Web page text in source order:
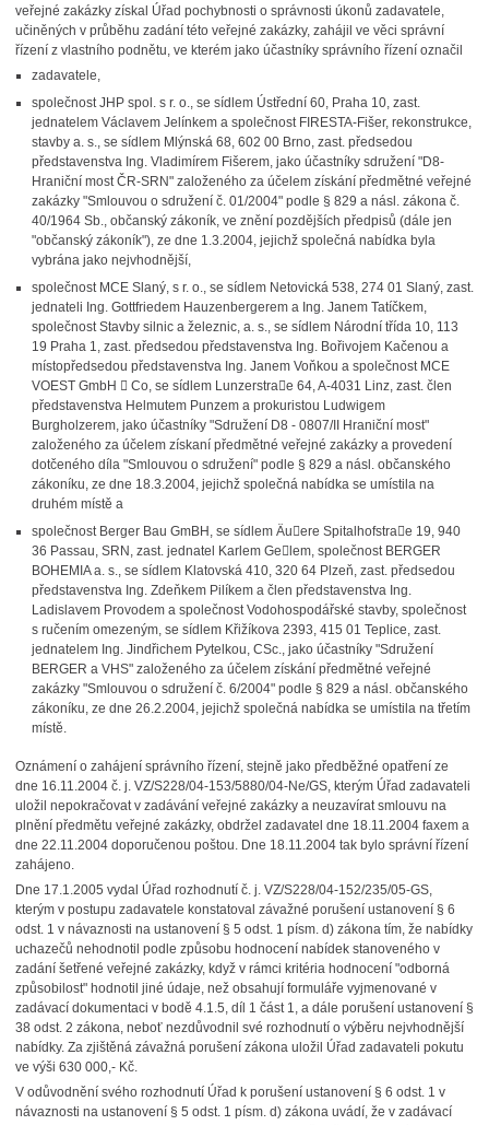
veřejné zakázky získal Úřad pochybnosti o správnosti úkonů zadavatele,
učiněných v průběhu zadání této veřejné zakázky, zahájil ve věci správní
řízení z vlastního podnětu, ve kterém jako účastníky správního řízení označil
zadavatele,
společnost JHP spol. s r. o., se sídlem Ústřední 60, Praha 10, zast.
jednatelem Václavem Jelínkem a společnost FIRESTA-Fišer, rekonstrukce,
stavby a. s., se sídlem Mlýnská 68, 602 00 Brno, zast. předsedou
představenstva Ing. Vladimírem Fišerem, jako účastníky sdružení "D8-
Hraniční most ČR-SRN" založeného za účelem získání předmětné veřejné
zakázky "Smlouvou o sdružení č. 01/2004" podle § 829 a násl. zákona č.
40/1964 Sb., občanský zákoník, ve znění pozdějších předpisů (dále jen
"občanský zákoník"), ze dne 1.3.2004, jejichž společná nabídka byla
vybrána jako nejvhodnější,
společnost MCE Slaný, s r. o., se sídlem Netovická 538, 274 01 Slaný, zast.
jednateli Ing. Gottfriedem Hauzenbergerem a Ing. Janem Tatíčkem,
společnost Stavby silnic a železnic, a. s., se sídlem Národní třída 10, 113
19 Praha 1, zast. předsedou představenstva Ing. Bořivojem Kačenou a
místopředsedou představenstva Ing. Janem Voňkou a společnost MCE
VOEST GmbH  Co, se sídlem Lunzerstrae 64, A-4031 Linz, zast. člen
představenstva Helmutem Punzem a prokuristou Ludwigem
Burgholzerem, jako účastníky "Sdružení D8 - 0807/II Hraniční most"
založeného za účelem získaní předmětné veřejné zakázky a provedení
dotčeného díla "Smlouvou o sdružení" podle § 829 a násl. občanského
zákoníku, ze dne 18.3.2004, jejichž společná nabídka se umístila na
druhém místě a
společnost Berger Bau GmBH, se sídlem Äuere Spitalhofstrae 19, 940
36 Passau, SRN, zast. jednatel Karlem Ge lem, společnost BERGER
BOHEMIA a. s., se sídlem Klatovská 410, 320 64 Plzeň, zast. předsedou
představenstva Ing. Zdeňkem Pilíkem a člen představenstva Ing.
Ladislavem Provodem a společnost Vodohospodářské stavby, společnost
s ručením omezeným, se sídlem Křižíkova 2393, 415 01 Teplice, zast.
jednatelem Ing. Jindřichem Pytelkou, CSc., jako účastníky "Sdružení
BERGER a VHS" založeného za účelem získání předmětné veřejné
zakázky "Smlouvou o sdružení č. 6/2004" podle § 829 a násl. občanského
zákoníku, ze dne 26.2.2004, jejichž společná nabídka se umístila na třetím
místě.
Oznámení o zahájení správního řízení, stejně jako předběžné opatření ze
dne 16.11.2004 č. j. VZ/S228/04-153/5880/04-Ne/GS, kterým Úřad zadavateli
uložil nepokračovat v zadávání veřejné zakázky a neuzavírat smlouvu na
plnění předmětu veřejné zakázky, obdržel zadavatel dne 18.11.2004 faxem a
dne 22.11.2004 doporučenou poštou. Dne 18.11.2004 tak bylo správní řízení
zahájeno.
Dne 17.1.2005 vydal Úřad rozhodnutí č. j. VZ/S228/04-152/235/05-GS,
kterým v postupu zadavatele konstatoval závažné porušení ustanovení § 6
odst. 1 v návaznosti na ustanovení § 5 odst. 1 písm. d) zákona tím, že nabídky
uchazečů nehodnotil podle způsobu hodnocení nabídek stanoveného v
zadání šetřené veřejné zakázky, když v rámci kritéria hodnocení "odborná
způsobilost" hodnotil jiné údaje, než obsahují formuláře vyjmenované v
zadávací dokumentaci v bodě 4.1.5, díl 1 část 1, a dále porušení ustanovení §
38 odst. 2 zákona, neboť nezdůvodnil své rozhodnutí o výběru nejvhodnější
nabídky. Za zjištěná závažná porušení zákona uložil Úřad zadavateli pokutu
ve výši 630 000,- Kč.
V odůvodnění svého rozhodnutí Úřad k porušení ustanovení § 6 odst. 1 v
návaznosti na ustanovení § 5 odst. 1 písm. d) zákona uvádí, že v zadávací